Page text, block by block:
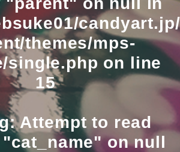
themes/mps-
single.php on line
15
: Attempt to read
on null